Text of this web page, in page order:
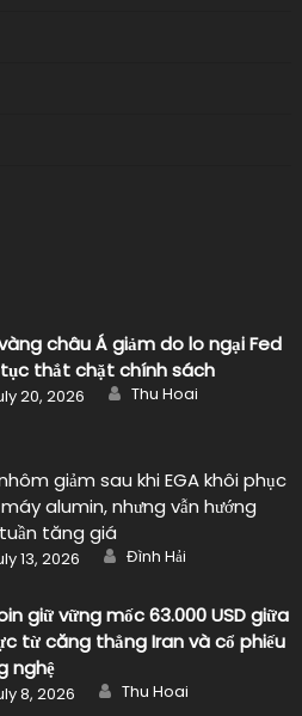
châu Á giảm do lo ngại Fed
thắt chặt chính sách
20, 2026 Author
Thu Hoai
giảm sau khi EGA khôi phục
alumin, nhưng vẫn hướng
tăng giá
13, 2026 Author
Đình Hải
giữ vững mốc 63.000 USD giữa
từ căng thẳng Iran và cổ phiếu
nghệ
8, 2026 Author
Thu Hoai